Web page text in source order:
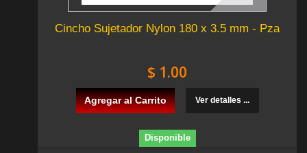
Cincho Sujetador Nylon 180 x 3.5 mm - Pza
$ 1.00
Agregar al Carrito Ver detalles ...
Disponible